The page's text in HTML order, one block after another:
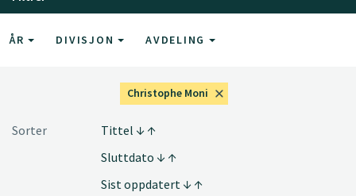
ÅR DIVISJON AVDELING
Christophe Moni
Sorter
Tittel
Sluttdato
Sist oppdatert